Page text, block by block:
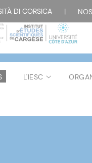
DI CORSICA |
L'IESC